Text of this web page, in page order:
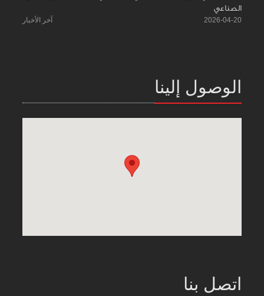
الصناعي
2026-04-20 آخر الأخبار
الوصول إلينا
اتصل بنا